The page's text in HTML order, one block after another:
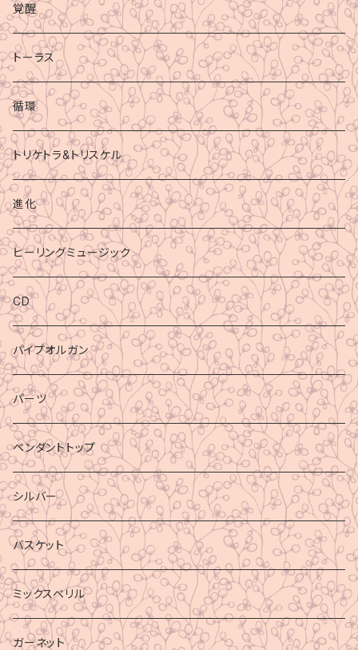
覚醒
トーラス
循環
トリケトラ&トリスケル
進化
ヒーリングミュージック
CD
パイプオルガン
パーツ
ペンダントトップ
シルバー
バスケット
ミックスベリル
ガーネット